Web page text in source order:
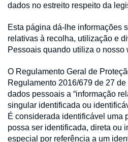
dados no estreito respeito da
Esta página dá-lhe informações
relativas à recolha, utilização e
Pessoais quando utiliza o nosso
O Regulamento Geral de
Regulamento 2016/679 de 27
dados pessoais a “informação
singular identificada ou
É considerada identificável uma
possa ser identificada, direta ou
especial por referência a um